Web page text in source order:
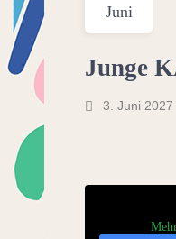
Juni
Junge
3. Juni